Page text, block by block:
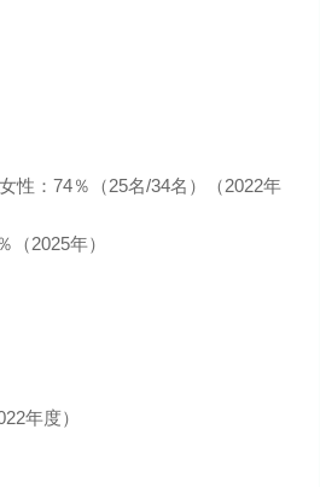
性：74％（25名/34名）（2022年
（2025年）
年度）